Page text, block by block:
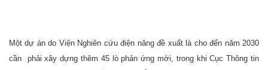
Một dự án do Viện Nghiên cứu điện năng đề xuất là cho đến năm 2030
cần phải xây dựng thêm 45 lò phản ứng mới, trong khi Cục Thông tin